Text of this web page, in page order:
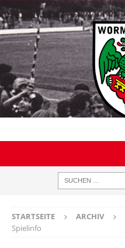
STARTSEITE ARCHIV
Spielinfo